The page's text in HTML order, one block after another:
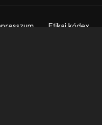
Etikai kódex